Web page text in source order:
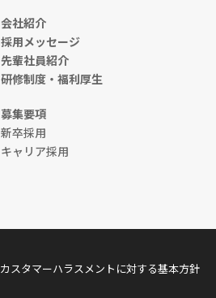
会社紹介
採用メッセージ
先輩社員紹介
研修制度・福利厚生
募集要項
新卒採用
キャリア採用
カスタマーハラスメントに対する基本方針